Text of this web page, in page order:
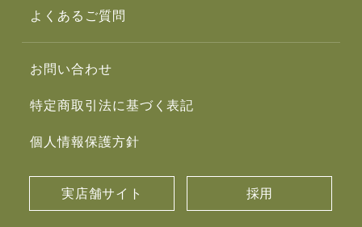
よくあるご質問
お問い合わせ
特定商取引法に基づく表記
個人情報保護方針
実店舗サイト 採用